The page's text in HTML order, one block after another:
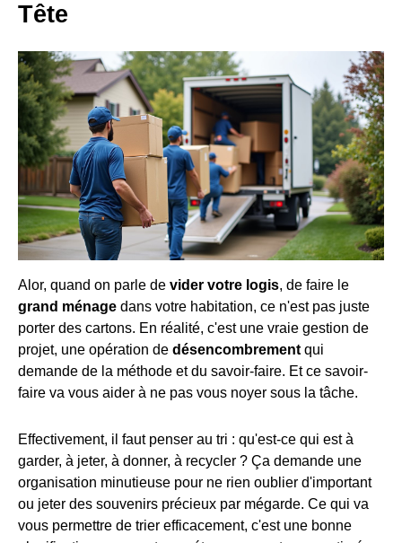
Tête
Alor, quand on parle de vider votre logis, de faire le
grand ménage dans votre habitation, ce n'est pas juste
porter des cartons. En réalité, c'est une vraie gestion de
projet, une opération de désencombrement qui
demande de la méthode et du savoir-faire. Et ce savoir-
faire va vous aider à ne pas vous noyer sous la tâche.
Effectivement, il faut penser au tri : qu'est-ce qui est à
garder, à jeter, à donner, à recycler ? Ça demande une
organisation minutieuse pour ne rien oublier d'important
ou jeter des souvenirs précieux par mégarde. Ce qui va
vous permettre de trier efficacement, c'est une bonne